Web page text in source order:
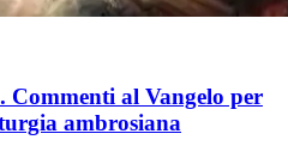
Commenti al Vangelo per
ambrosiana